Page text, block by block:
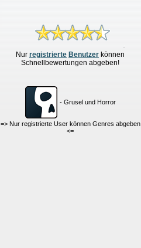
Nur registrierte Benutzer können
Schnellbewertungen abgeben!
- Grusel und Horror
=> Nur registrierte User können Genres abgeben
<=